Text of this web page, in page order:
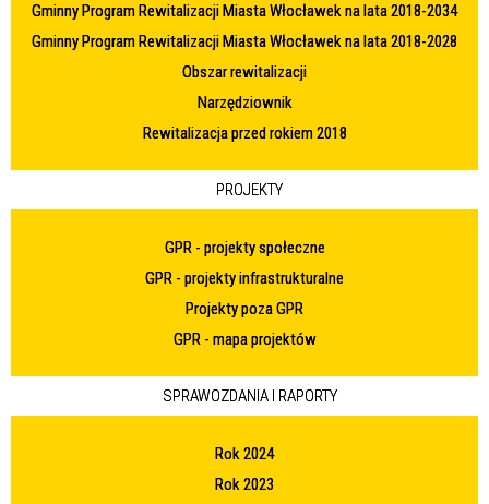
Gminny Program Rewitalizacji Miasta Włocławek na lata 2018-2034
Gminny Program Rewitalizacji Miasta Włocławek na lata 2018-2028
Obszar rewitalizacji
Narzędziownik
Rewitalizacja przed rokiem 2018
PROJEKTY
GPR - projekty społeczne
GPR - projekty infrastrukturalne
Projekty poza GPR
GPR - mapa projektów
SPRAWOZDANIA I RAPORTY
Rok 2024
Rok 2023